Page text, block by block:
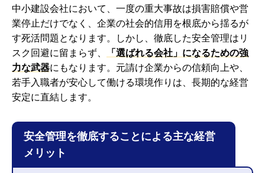
中小建設会社において、一度の重大事故は損害賠償や営
業停止だけでなく、企業の社会的信用を根底から揺るが
す死活問題となります。しかし、徹底した安全管理はリ
スク回避に留まらず、
「選ばれる会社」になるための強
力な武器にもなります。元請け企業からの信頼向上や、
若手入職者が安心して働ける環境作りは、長期的な経営
安定に直結します。
安全管理を徹底することによる主な経営
メリット